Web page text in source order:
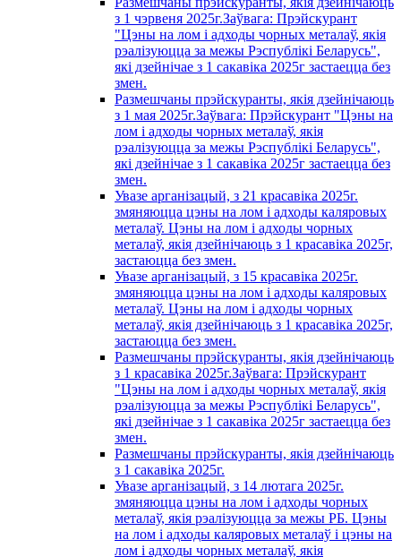
з 1 чэрвеня 2025г.Заўвага: Прэйскурант
"Цэны на лом і адходы чорных металаў, якія
рэалізуюцца за межы Рэспублікі Беларусь",
які дзейнічае з 1 сакавiка 2025г застаецца без
змен.
Размешчаны прэйскуранты, якія дзейнічаюць
з 1 мая 2025г.Заўвага: Прэйскурант "Цэны на
лом і адходы чорных металаў, якія
рэалізуюцца за межы Рэспублікі Беларусь",
які дзейнічае з 1 сакавiка 2025г застаецца без
змен.
Увазе арганізацый, з 21 красавiка 2025г.
змяняюцца цэны на лом і адходы каляровых
металаў. Цэны на лом і адходы чорных
металаў, якія дзейнічаюць з 1 красавiка 2025г,
застаюцца без змен.
Увазе арганізацый, з 15 красавiка 2025г.
змяняюцца цэны на лом і адходы каляровых
металаў. Цэны на лом і адходы чорных
металаў, якія дзейнічаюць з 1 красавiка 2025г,
застаюцца без змен.
Размешчаны прэйскуранты, якія дзейнічаюць
з 1 красавiка 2025г.Заўвага: Прэйскурант
"Цэны на лом і адходы чорных металаў, якія
рэалізуюцца за межы Рэспублікі Беларусь",
які дзейнічае з 1 сакавiка 2025г застаецца без
змен.
Размешчаны прэйскуранты, якія дзейнічаюць
з 1 сакавiка 2025г.
Увазе арганізацый, з 14 лютага 2025г.
змяняюцца цэны на лом і адходы чорных
металаў, якія рэалізуюцца за межы РБ. Цэны
на лом і адходы каляровых металаў і цэны на
лом і адходы чорных металаў, якія